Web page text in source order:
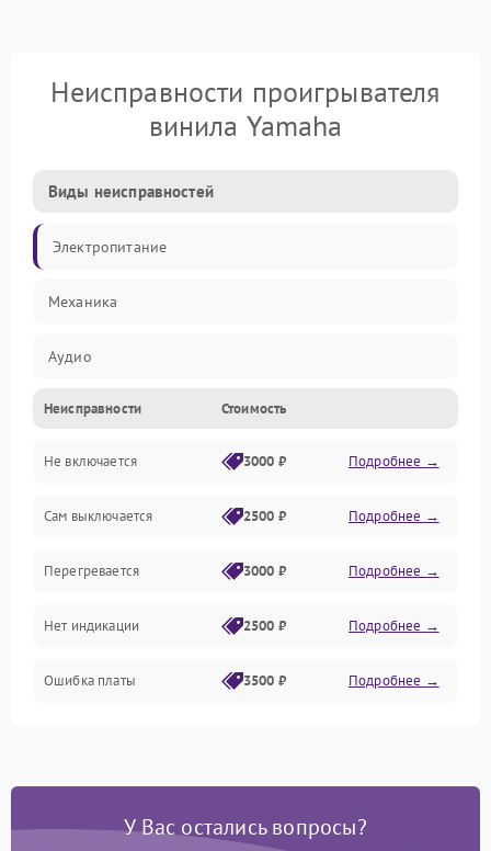
Неисправности проигрывателя
винила Yamaha
Виды неисправностей
Электропитание
Механика
Аудио
Неисправности Стоимость
Не включается 3000 ₽ Подробнее →
Сам выключается 2500 ₽ Подробнее →
Перегревается 3000 ₽ Подробнее →
Нет индикации 2500 ₽ Подробнее →
Ошибка платы 3500 ₽ Подробнее →
У Вас остались вопросы?